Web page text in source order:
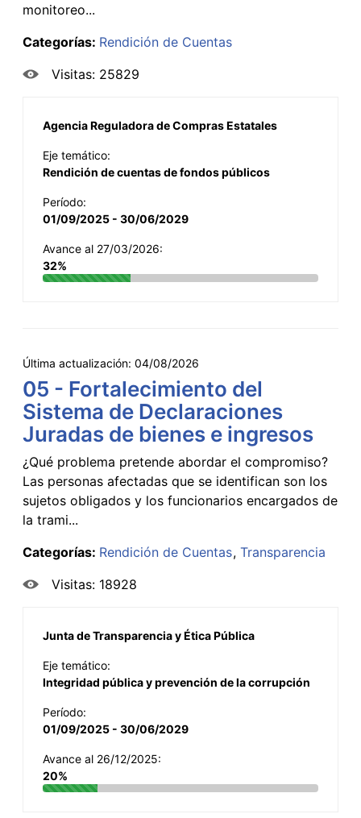
monitoreo...
Categorías: Rendición de Cuentas
Visitas: 25829
Agencia Reguladora de Compras Estatales
Eje temático:
Rendición de cuentas de fondos públicos
Período:
01/09/2025 - 30/06/2029
Avance al 27/03/2026:
32%
Última actualización: 04/08/2026
05 - Fortalecimiento del
Sistema de Declaraciones
Juradas de bienes e ingresos
¿Qué problema pretende abordar el compromiso?
Las personas afectadas que se identifican son los
sujetos obligados y los funcionarios encargados de
la trami...
Categorías: Rendición de Cuentas Transparencia
Visitas: 18928
Junta de Transparencia y Ética Pública
Eje temático:
Integridad pública y prevención de la corrupción
Período:
01/09/2025 - 30/06/2029
Avance al 26/12/2025:
20%